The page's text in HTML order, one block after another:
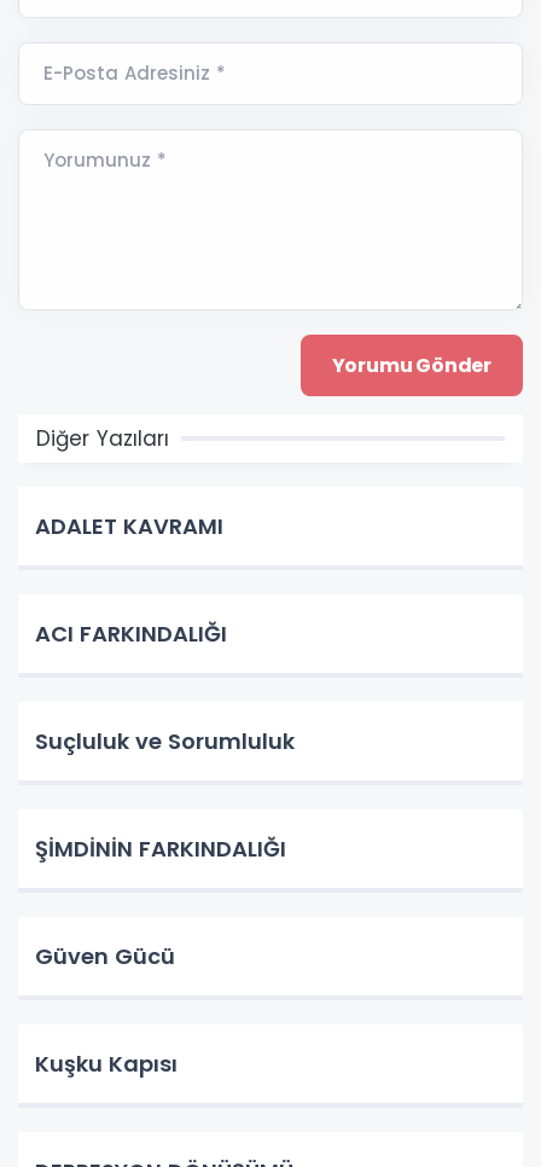
E-Posta Adresiniz *
Yorumunuz *
Diğer Yazıları
ADALET KAVRAMI
ACI FARKINDALIĞI
Suçluluk ve Sorumluluk
ŞİMDİNİN FARKINDALIĞI
Güven Gücü
Kuşku Kapısı